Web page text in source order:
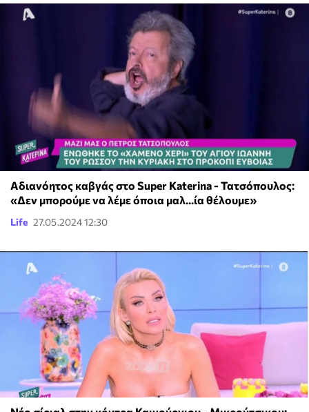
Αδιανόητος καβγάς στο Super Katerina - Τατσόπουλος:
«Δεν μπορούμε να λέμε όποια μαλ...ία θέλουμε»
Life 27.05.2024 12:30